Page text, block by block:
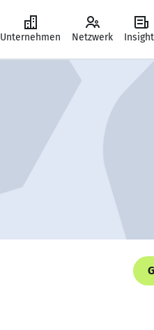
Unternehmen Netzwerk